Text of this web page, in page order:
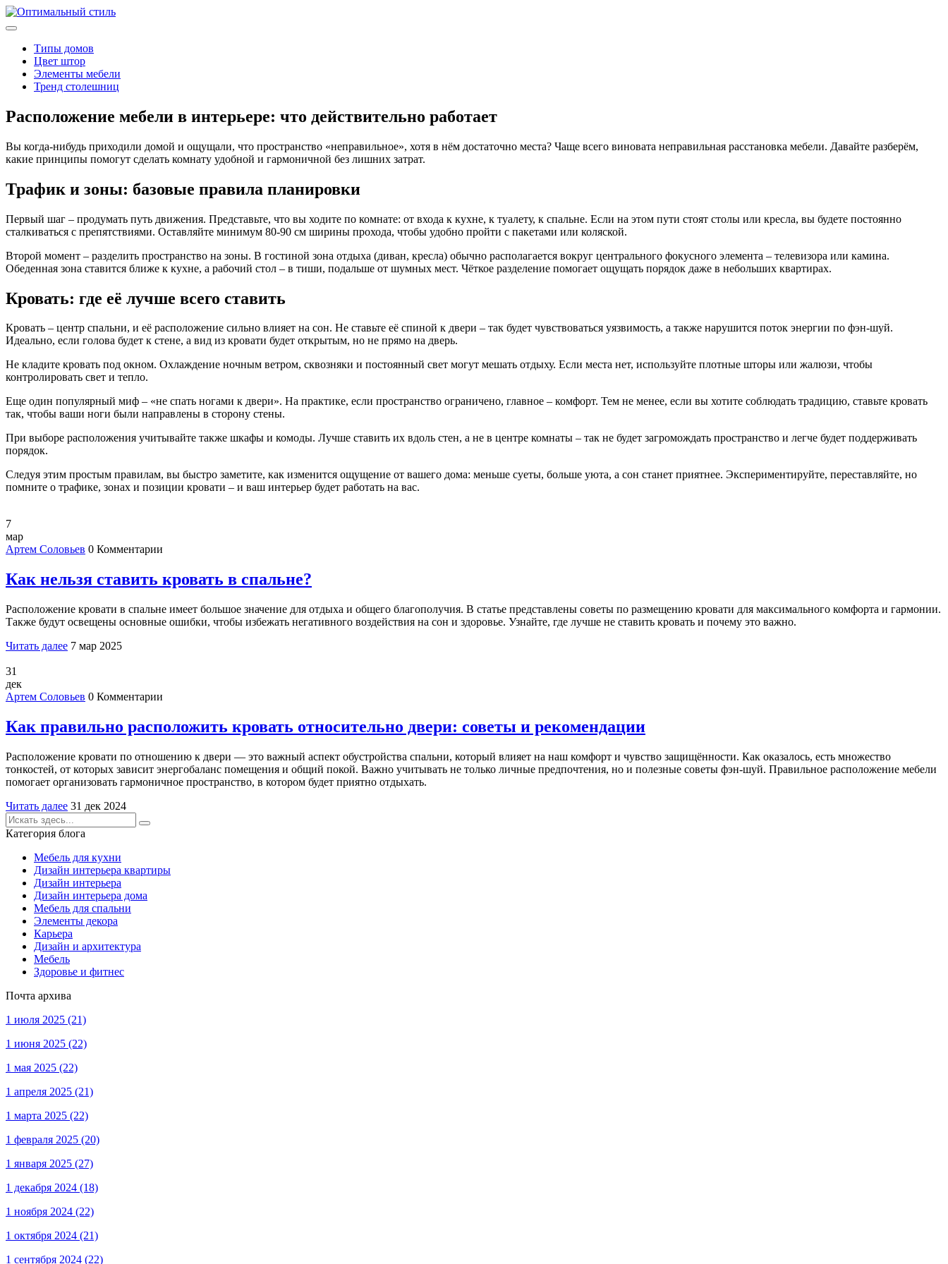
Типы домов
Цвет штор
Элементы мебели
Тренд столешниц
Расположение мебели в интерьере: что действительно работает
Вы когда‑нибудь приходили домой и ощущали, что пространство «неправильное», хотя в нём достаточно места? Чаще всего виновата неправильная расстановка мебели. Давайте разберём,
какие принципы помогут сделать комнату удобной и гармоничной без лишних затрат.
Трафик и зоны: базовые правила планировки
Первый шаг – продумать путь движения. Представьте, что вы ходите по комнате: от входа к кухне, к туалету, к спальне. Если на этом пути стоят столы или кресла, вы будете постоянно
сталкиваться с препятствиями. Оставляйте минимум 80‑90 см ширины прохода, чтобы удобно пройти с пакетами или коляской.
Второй момент – разделить пространство на зоны. В гостиной зона отдыха (диван, кресла) обычно располагается вокруг центрального фокусного элемента – телевизора или камина.
Обеденная зона ставится ближе к кухне, а рабочий стол – в тиши, подальше от шумных мест. Чёткое разделение помогает ощущать порядок даже в небольших квартирах.
Кровать: где её лучше всего ставить
Кровать – центр спальни, и её расположение сильно влияет на сон. Не ставьте её спиной к двери – так будет чувствоваться уязвимость, а также нарушится поток энергии по фэн‑шуй.
Идеально, если голова будет к стене, а вид из кровати будет открытым, но не прямо на дверь.
Не кладите кровать под окном. Охлаждение ночным ветром, сквозняки и постоянный свет могут мешать отдыху. Если места нет, используйте плотные шторы или жалюзи, чтобы
контролировать свет и тепло.
Еще один популярный миф – «не спать ногами к двери». На практике, если пространство ограничено, главное – комфорт. Тем не менее, если вы хотите соблюдать традицию, ставьте кровать
так, чтобы ваши ноги были направлены в сторону стены.
При выборе расположения учитывайте также шкафы и комоды. Лучше ставить их вдоль стен, а не в центре комнаты – так не будет загромождать пространство и легче будет поддерживать
порядок.
Следуя этим простым правилам, вы быстро заметите, как изменится ощущение от вашего дома: меньше суеты, больше уюта, а сон станет приятнее. Экспериментируйте, переставляйте, но
помните о трафике, зонах и позиции кровати – и ваш интерьер будет работать на вас.
7
мар
Артем Соловьев 0 Комментарии
Как нельзя ставить кровать в спальне?
Расположение кровати в спальне имеет большое значение для отдыха и общего благополучия. В статье представлены советы по размещению кровати для максимального комфорта и гармонии.
Также будут освещены основные ошибки, чтобы избежать негативного воздействия на сон и здоровье. Узнайте, где лучше не ставить кровать и почему это важно.
Читать далее 7 мар 2025
31
дек
Артем Соловьев 0 Комментарии
Как правильно расположить кровать относительно двери: советы и рекомендации
Расположение кровати по отношению к двери — это важный аспект обустройства спальни, который влияет на наш комфорт и чувство защищённости. Как оказалось, есть множество
тонкостей, от которых зависит энергобаланс помещения и общий покой. Важно учитывать не только личные предпочтения, но и полезные советы фэн-шуй. Правильное расположение мебели
помогает организовать гармоничное пространство, в котором будет приятно отдыхать.
Читать далее 31 дек 2024
Категория блога
Мебель для кухни
Дизайн интерьера квартиры
Дизайн интерьера
Дизайн интерьера дома
Мебель для спальни
Элементы декора
Карьера
Дизайн и архитектура
Мебель
Здоровье и фитнес
Почта архива
1 июля 2025 (21)
1 июня 2025 (22)
1 мая 2025 (22)
1 апреля 2025 (21)
1 марта 2025 (22)
1 февраля 2025 (20)
1 января 2025 (27)
1 декабря 2024 (18)
1 ноября 2024 (22)
1 октября 2024 (21)
1 сентября 2024 (22)